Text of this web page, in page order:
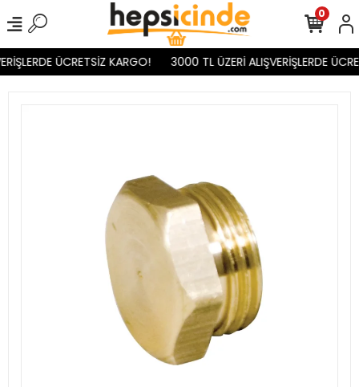
ÜCRETSİZ KARGO! 3000 TL ÜZERİ ALIŞVERİŞLERDE
0